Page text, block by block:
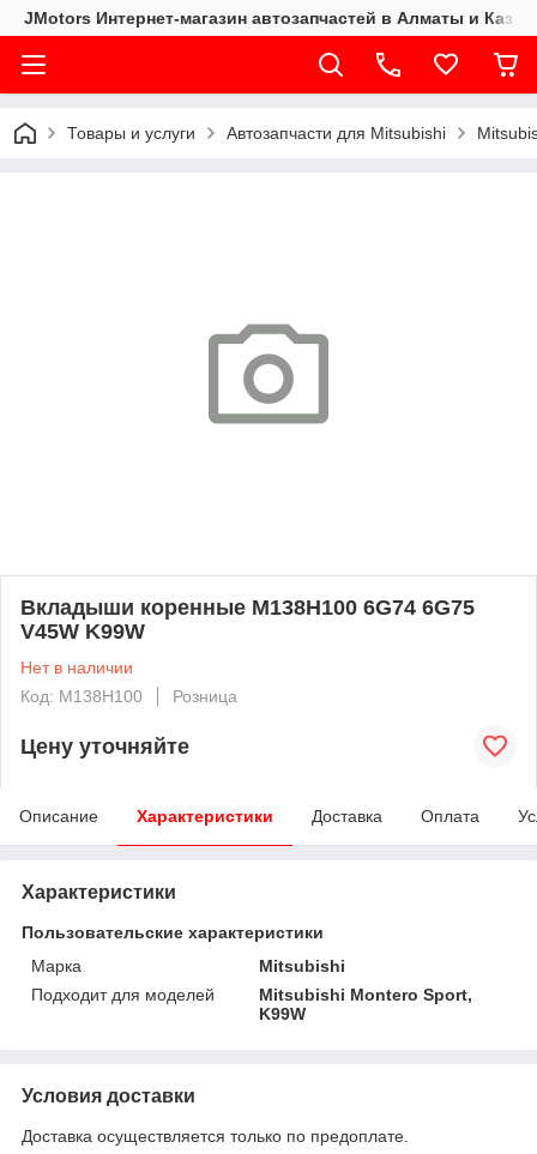
JMotors Интернет-магазин автозапчастей в Алматы и
Товары и услуги Автозапчасти для Mitsubishi
Вкладыши коренные M138H100 6G74 6G75
V45W K99W
Нет в наличии
Код: M138H100
Розница
Цену уточняйте
Описание Характеристики Доставка Оплата
Характеристики
Пользовательские характеристики
Марка
Mitsubishi
Подходит для моделей
Mitsubishi Montero Sport,
K99W
Условия доставки
Доставка осуществляется только по предоплате.